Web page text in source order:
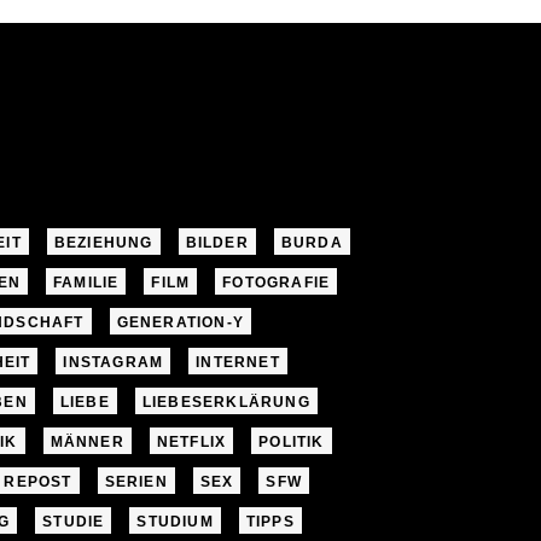
BEZIEHUNG BILDER BURDA
FAMILIE FILM FOTOGRAFIE
GENERATION-Y
INSTAGRAM INTERNET
LIEBE LIEBESERKLÄRUNG
MÄNNER NETFLIX POLITIK
REPOST SERIEN SEX SFW
STUDIE STUDIUM TIPPS